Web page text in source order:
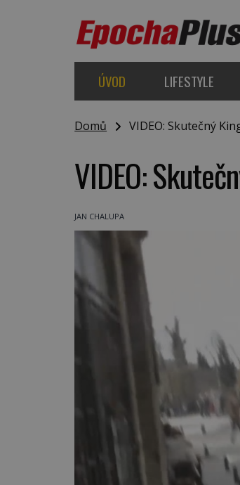
ÚVOD LIFESTYLE
Domů VIDEO: Skutečný
VIDEO:
JAN CHALUPA